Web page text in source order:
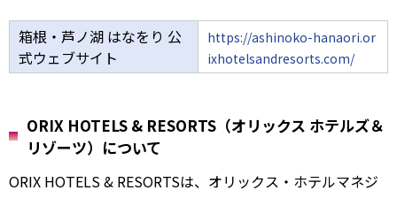
箱根・芦ノ湖 はなをり 公
式ウェブサイト
https://ashinoko-hanaori.or
ixhotelsandresorts.com/
ORIX HOTELS & RESORTS（オリックス ホテルズ＆
リゾーツ）について
ORIX HOTELS & RESORTSは、オリックス・ホテルマネジ